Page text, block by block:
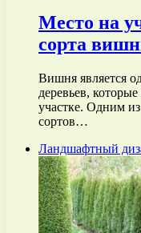
Место на
сорта
Вишня является
деревьев,
участке. Одним
сортов…
Ландшафтный